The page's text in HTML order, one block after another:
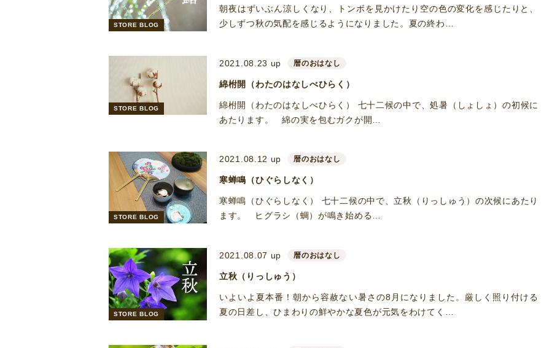
STORE BLOG
朝夜はずいぶん涼しくなり、トンボを見かけたり空の色の変化を感じたりと、
少しずつ秋の気配を感じるようになりました。夏の終わ…
STORE BLOG
2021.08.23 up 暦のおはなし
綿柎開（わたのはなしべひらく）
綿柎開（わたのはなしべひらく） 七十二候の中で、処暑（しょしょ）の初候に
あたります。 綿の実を包むガクが開…
STORE BLOG
2021.08.12 up 暦のおはなし
寒蝉鳴（ひぐらしなく）
寒蝉鳴（ひぐらしなく） 七十二候の中で、立秋（りっしゅう）の次候にあたり
ます。 ヒグラシ（蜩）が鳴き始める…
STORE BLOG
2021.08.07 up 暦のおはなし
立秋（りっしゅう）
いよいよ夏本番！朝から容赦ない暑さの8月になりました。厳しく照り付ける
夏の日差し、ひまわりの鮮やかな夏色が元気をわけてく…